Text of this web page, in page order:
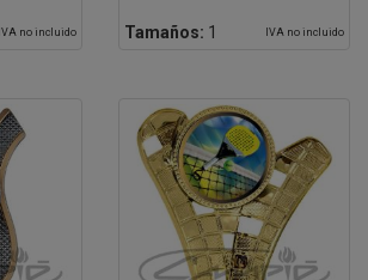
IVA no incluido Tamaños: 1 IVA no incluido